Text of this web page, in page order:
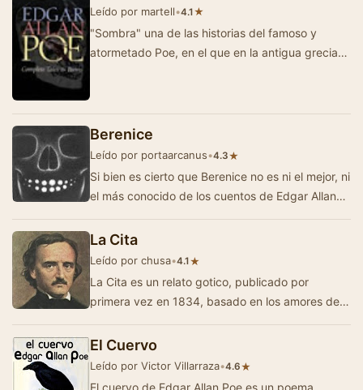
Leído por martell•4.1★
"Sombra" una de las historias del famoso y
atormetado Poe, en el que en la antigua grecia
Berenice
Leído por portaarcanus•4.3★
Si bien es cierto que Berenice no es ni el mejor, ni
el más conocido de los cuentos de Edgar Allan
La Cita
Leído por chusa•4.1 ★
La Cita es un relato gotico, publicado por
primera vez en 1834, basado en los amores de
cita es …
El Cuervo
Leído por Victor Villarraza•4.6★
El cuervo de Edgar Allan Poe es un poema